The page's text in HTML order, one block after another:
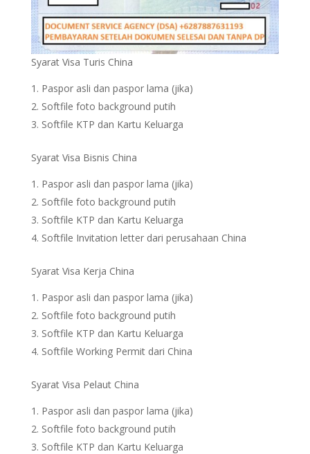
Syarat Visa Turis China
Paspor asli dan paspor lama (jika)
Softfile foto background putih
Softfile KTP dan Kartu Keluarga
Syarat Visa Bisnis China
Paspor asli dan paspor lama (jika)
Softfile foto background putih
Softfile KTP dan Kartu Keluarga
Softfile Invitation letter dari perusahaan China
Syarat Visa Kerja China
Paspor asli dan paspor lama (jika)
Softfile foto background putih
Softfile KTP dan Kartu Keluarga
Softfile Working Permit dari China
Syarat Visa Pelaut China
Paspor asli dan paspor lama (jika)
Softfile foto background putih
Softfile KTP dan Kartu Keluarga